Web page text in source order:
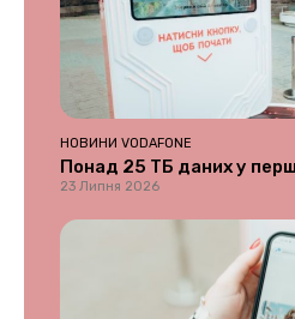
НОВИНИ VODAFONE
Понад 25 ТБ даних у
23 Липня 2026